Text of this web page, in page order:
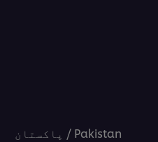
Pakistan / پاکستان